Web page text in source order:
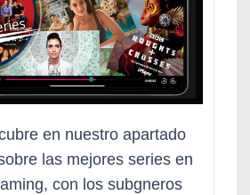
en nuestro apartado
las mejores series en
con los subgneros